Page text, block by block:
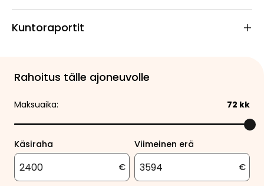
Kuntoraportit
Rahoitus tälle ajoneuvolle
Maksuaika: 72 kk
Käsiraha
€
Viimeinen erä
€